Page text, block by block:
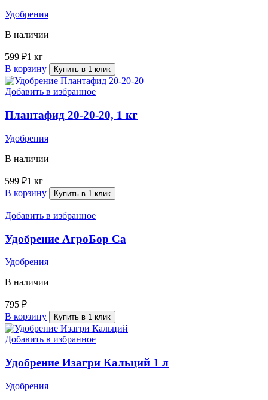
Удобрения
В наличии
599 ₽1 кг
В корзину
Купить в 1 клик
Добавить в избранное
Плантафид 20-20-20, 1 кг
Удобрения
В наличии
599 ₽1 кг
В корзину
Купить в 1 клик
Добавить в избранное
Удобрение АгроБор Ca
Удобрения
В наличии
795 ₽
В корзину
Купить в 1 клик
Добавить в избранное
Удобрение Изагри Кальций 1 л
Удобрения